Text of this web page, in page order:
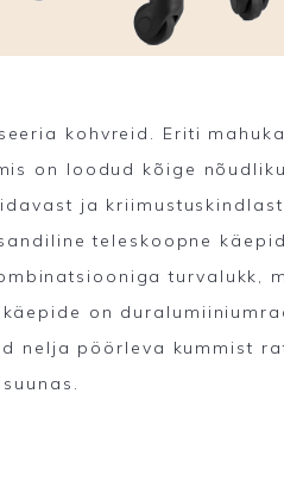
kohvreid. Eriti
on loodud kõige
ja
teleskoopne
turvalukk,
on
nelja pöörleva kummist